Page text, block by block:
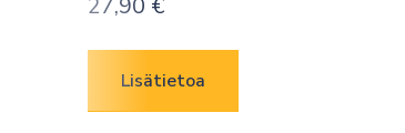
27,90 €
Lisätietoa